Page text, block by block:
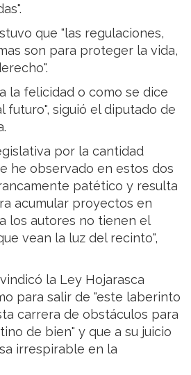
que "las regulaciones,
son para proteger la vida,
la felicidad o como se dice
futuro", siguió el diputado de
por la cantidad
he observado en estos dos
patético y resulta
acumular proyectos en
los autores no tienen el
vean la luz del recinto",
la Ley Hojarasca
para salir de "este laberinto
carrera de obstáculos para
de bien" y que a su juicio
irrespirable en la